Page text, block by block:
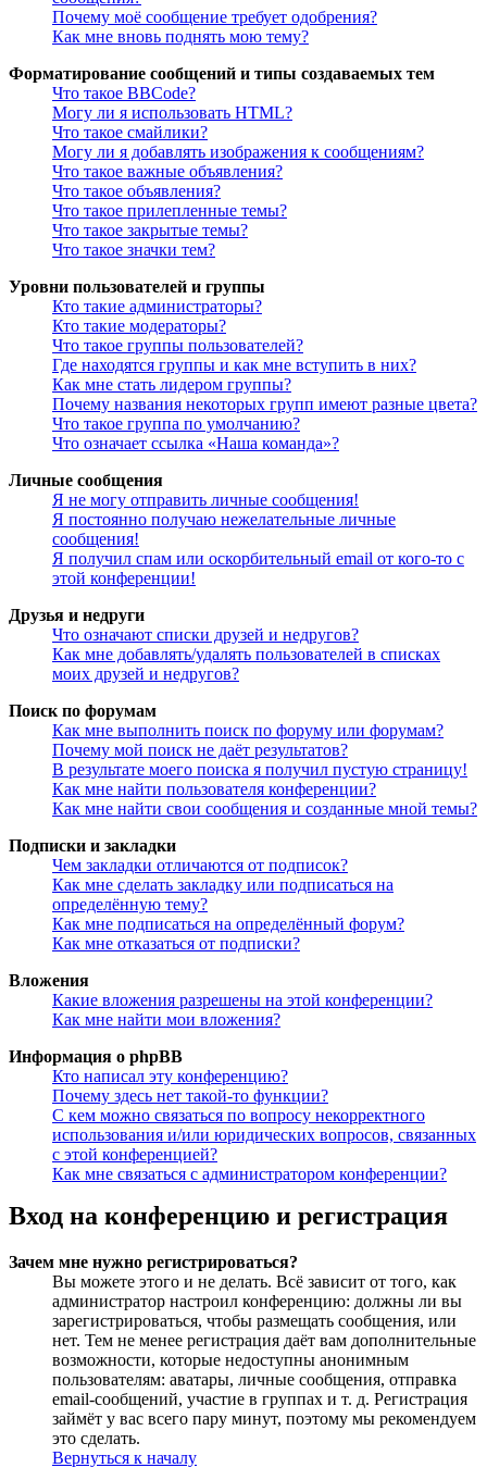
Почему моё сообщение требует одобрения?
Как мне вновь поднять мою тему?
Форматирование сообщений и типы создаваемых тем
Что такое BBCode?
Могу ли я использовать HTML?
Что такое смайлики?
Могу ли я добавлять изображения к сообщениям?
Что такое важные объявления?
Что такое объявления?
Что такое прилепленные темы?
Что такое закрытые темы?
Что такое значки тем?
Уровни пользователей и группы
Кто такие администраторы?
Кто такие модераторы?
Что такое группы пользователей?
Где находятся группы и как мне вступить в них?
Как мне стать лидером группы?
Почему названия некоторых групп имеют разные цвета?
Что такое группа по умолчанию?
Что означает ссылка «Наша команда»?
Личные сообщения
Я не могу отправить личные сообщения!
Я постоянно получаю нежелательные личные
сообщения!
Я получил спам или оскорбительный email от кого-то с
этой конференции!
Друзья и недруги
Что означают списки друзей и недругов?
Как мне добавлять/удалять пользователей в списках
моих друзей и недругов?
Поиск по форумам
Как мне выполнить поиск по форуму или форумам?
Почему мой поиск не даёт результатов?
В результате моего поиска я получил пустую страницу!
Как мне найти пользователя конференции?
Как мне найти свои сообщения и созданные мной темы?
Подписки и закладки
Чем закладки отличаются от подписок?
Как мне сделать закладку или подписаться на
определённую тему?
Как мне подписаться на определённый форум?
Как мне отказаться от подписки?
Вложения
Какие вложения разрешены на этой конференции?
Как мне найти мои вложения?
Информация о phpBB
Кто написал эту конференцию?
Почему здесь нет такой-то функции?
С кем можно связаться по вопросу некорректного
использования и/или юридических вопросов, связанных
с этой конференцией?
Как мне связаться с администратором конференции?
Вход на конференцию и регистрация
Зачем мне нужно регистрироваться?
Вы можете этого и не делать. Всё зависит от того, как
администратор настроил конференцию: должны ли вы
зарегистрироваться, чтобы размещать сообщения, или
нет. Тем не менее регистрация даёт вам дополнительные
возможности, которые недоступны анонимным
пользователям: аватары, личные сообщения, отправка
email-сообщений, участие в группах и т. д. Регистрация
займёт у вас всего пару минут, поэтому мы рекомендуем
это сделать.
Вернуться к началу